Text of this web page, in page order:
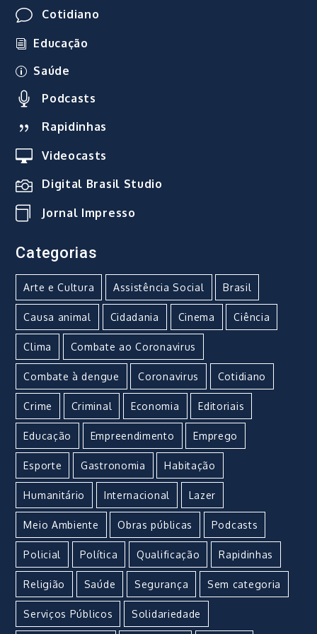
Cotidiano
Educação
Saúde
Podcasts
Rapidinhas
Videocasts
Digital Brasil Studio
Jornal Impresso
Categorias
Arte e Cultura Assistência Social Brasil
Causa animal Cidadania Cinema Ciência
Clima Combate ao Coronavirus
Combate à dengue Coronavirus Cotidiano
Crime Criminal Economia Editoriais
Educação Empreendimento Emprego
Esporte Gastronomia Habitação
Humanitário Internacional Lazer
Meio Ambiente Obras públicas Podcasts
Policial Política Qualificação Rapidinhas
Religião Saúde Segurança Sem categoria
Serviços Públicos Solidariedade